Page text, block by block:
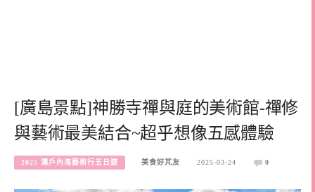
[廣島景點]神勝寺禪與庭的美術館-禪修
與藝術最美結合~超乎想像五感體驗
2025 瀨戶內海藝術行五日遊 美食好芃友 2025-03-24 0